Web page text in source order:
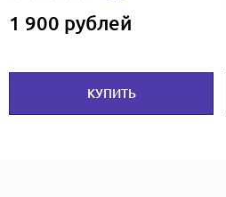
1 900 рублей
КУПИТЬ